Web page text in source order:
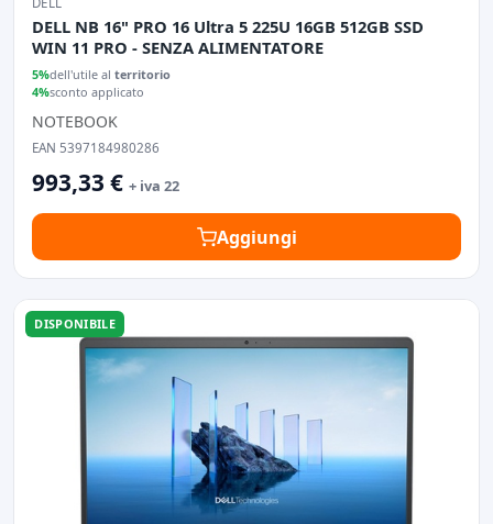
DELL NB 16" PRO 16 Ultra 5 225U 16GB 512GB SSD
WIN 11 PRO - SENZA ALIMENTATORE
5%dell'utile al territorio
4%sconto applicato
NOTEBOOK
EAN 5397184980286
993,33 € + iva 22
Aggiungi
DISPONIBILE